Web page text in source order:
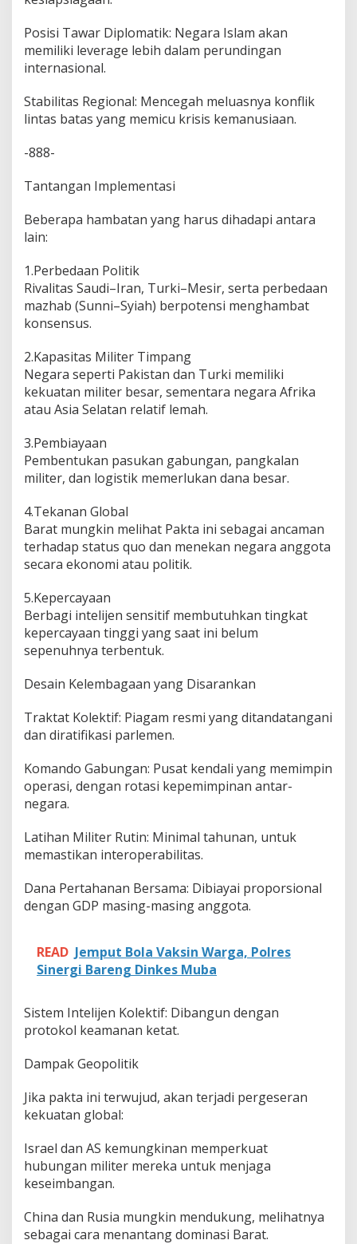
Posisi Tawar Diplomatik: Negara Islam akan
memiliki leverage lebih dalam perundingan
internasional.
Stabilitas Regional: Mencegah meluasnya konflik
lintas batas yang memicu krisis kemanusiaan.
-888-
Tantangan Implementasi
Beberapa hambatan yang harus dihadapi antara
lain:
1.Perbedaan Politik
Rivalitas Saudi–Iran, Turki–Mesir, serta perbedaan
mazhab (Sunni–Syiah) berpotensi menghambat
konsensus.
2.Kapasitas Militer Timpang
Negara seperti Pakistan dan Turki memiliki
kekuatan militer besar, sementara negara Afrika
atau Asia Selatan relatif lemah.
3.Pembiayaan
Pembentukan pasukan gabungan, pangkalan
militer, dan logistik memerlukan dana besar.
4.Tekanan Global
Barat mungkin melihat Pakta ini sebagai ancaman
terhadap status quo dan menekan negara anggota
secara ekonomi atau politik.
5.Kepercayaan
Berbagi intelijen sensitif membutuhkan tingkat
kepercayaan tinggi yang saat ini belum
sepenuhnya terbentuk.
Desain Kelembagaan yang Disarankan
Traktat Kolektif: Piagam resmi yang ditandatangani
dan diratifikasi parlemen.
Komando Gabungan: Pusat kendali yang memimpin
operasi, dengan rotasi kepemimpinan antar-
negara.
Latihan Militer Rutin: Minimal tahunan, untuk
memastikan interoperabilitas.
Dana Pertahanan Bersama: Dibiayai proporsional
dengan GDP masing-masing anggota.
READ Jemput Bola Vaksin Warga, Polres
Sinergi Bareng Dinkes Muba
Sistem Intelijen Kolektif: Dibangun dengan
protokol keamanan ketat.
Dampak Geopolitik
Jika pakta ini terwujud, akan terjadi pergeseran
kekuatan global:
Israel dan AS kemungkinan memperkuat
hubungan militer mereka untuk menjaga
keseimbangan.
China dan Rusia mungkin mendukung, melihatnya
sebagai cara menantang dominasi Barat.